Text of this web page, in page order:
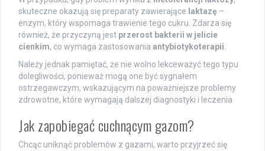
skuteczne okazują się preparaty zawierające laktazę –
enzym, który wspomaga trawienie tego cukru. Zdarza się
również, że przyczyną jest przerost bakterii w jelicie
cienkim, co wymaga zastosowania antybiotykoterapii.
Należy jednak pamiętać, że nie wolno lekceważyć tego typu
dolegliwości, ponieważ mogą one być sygnałem
ostrzegawczym, wskazującym na poważniejsze problemy
zdrowotne, które wymagają dalszej diagnostyki i leczenia.
Jak zapobiegać cuchnącym gazom?
Chcąc uniknąć problemów z gazami, warto przyjrzeć się